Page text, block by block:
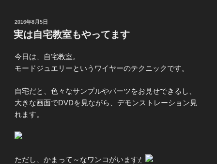
投
稿
日:
2016年8月5日
実は自宅教室もやってます
今日は、自宅教室。
モードジュエリーというワイヤーのテクニックです。
自宅だと、色々なサンプルやパーツをお見せできるし、
大きな画面でDVDを見ながら、デモンストレーション見
れます。
ただし、かまって～なワンコがいますが